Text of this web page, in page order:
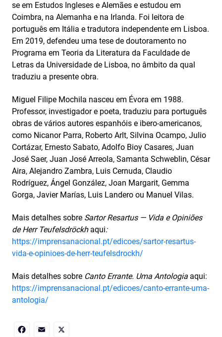
se em Estudos Ingleses e Alemães e estudou em
Coimbra, na Alemanha e na Irlanda. Foi leitora de
português em Itália e tradutora independente em Lisboa.
Em 2019, defendeu uma tese de doutoramento no
Programa em Teoria da Literatura da Faculdade de
Letras da Universidade de Lisboa, no âmbito da qual
traduziu a presente obra.
Miguel Filipe Mochila nasceu em Évora em 1988.
Professor, investigador e poeta, traduziu para português
obras de vários autores espanhóis e ibero-americanos,
como Nicanor Parra, Roberto Arlt, Silvina Ocampo, Julio
Cortázar, Ernesto Sabato, Adolfo Bioy Casares, Juan
José Saer, Juan José Arreola, Samanta Schweblin, César
Aira, Alejandro Zambra, Luis Cernuda, Claudio
Rodríguez, Ángel González, Joan Margarit, Gemma
Gorga, Javier Marías, Luis Landero ou Manuel Vilas.
Mais detalhes sobre Sartor Resartus — Vida e Opiniões
de Herr Teufelsdröckh aqui:
https://imprensanacional.pt/edicoes/sartor-resartus-
vida-e-opinioes-de-herr-teufelsdrockh/
Mais detalhes sobre Canto Errante. Uma Antologia aqui:
https://imprensanacional.pt/edicoes/canto-errante-uma-
antologia/